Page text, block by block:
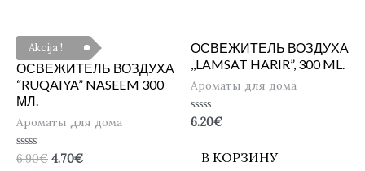
Akcija !
ОСВЕЖИТЕЛЬ ВОЗДУХА
“RUQAIYA” NASEEM 300
МЛ.
Ароматы для дома
Оценка
6.90€ 4.70€
ОСВЕЖИТЕЛЬ ВОЗДУХА
,,LAMSAT HARIR”, 300 ML.
Ароматы для дома
Оценка
из
6.20€
В КОРЗИНУ